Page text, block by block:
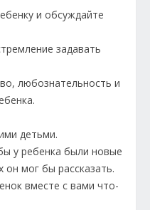
и обсуждайте
задавать
любознательность и
детьми.
у ребенка были новые
он мог бы рассказать.
вместе с вами что-